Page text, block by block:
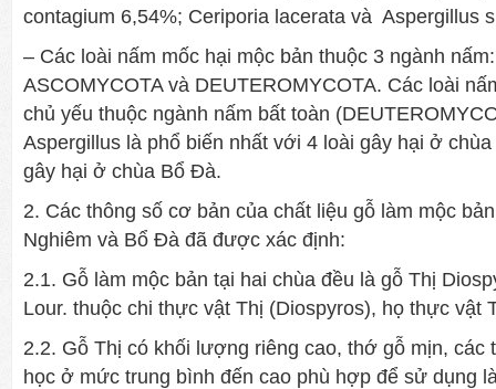
contagium 6,54%; Ceriporia lacerata và Aspergillus
– Các loài nấm mốc hại mộc bản thuộc 3 ngành
ASCOMYCOTA và DEUTEROMYCOTA. Các loài
chủ yếu thuộc ngành nấm bất toàn
Aspergillus là phổ biến nhất với 4 loài gây hại ở
gây hại ở chùa Bổ Đà.
2. Các thông số cơ bản của chất liệu gỗ làm mộc
Nghiêm và Bổ Đà đã được xác định:
2.1. Gỗ làm mộc bản tại hai chùa đều là gỗ Thị
Lour. thuộc chi thực vật Thị (Diospyros), họ thực vật
2.2. Gỗ Thị có khối lượng riêng cao, thớ gỗ mịn, các
học ở mức trung bình đến cao phù hợp để sử dụng